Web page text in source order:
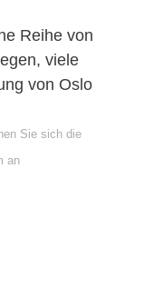
Reihe von
viele
von Oslo
Sie sich die
an